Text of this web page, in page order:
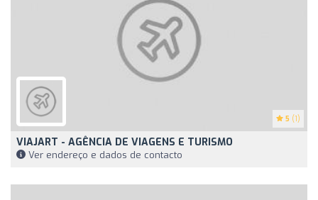
5 (1)
VIAJART - AGÊNCIA DE VIAGENS E TURISMO
Ver endereço e dados de contacto